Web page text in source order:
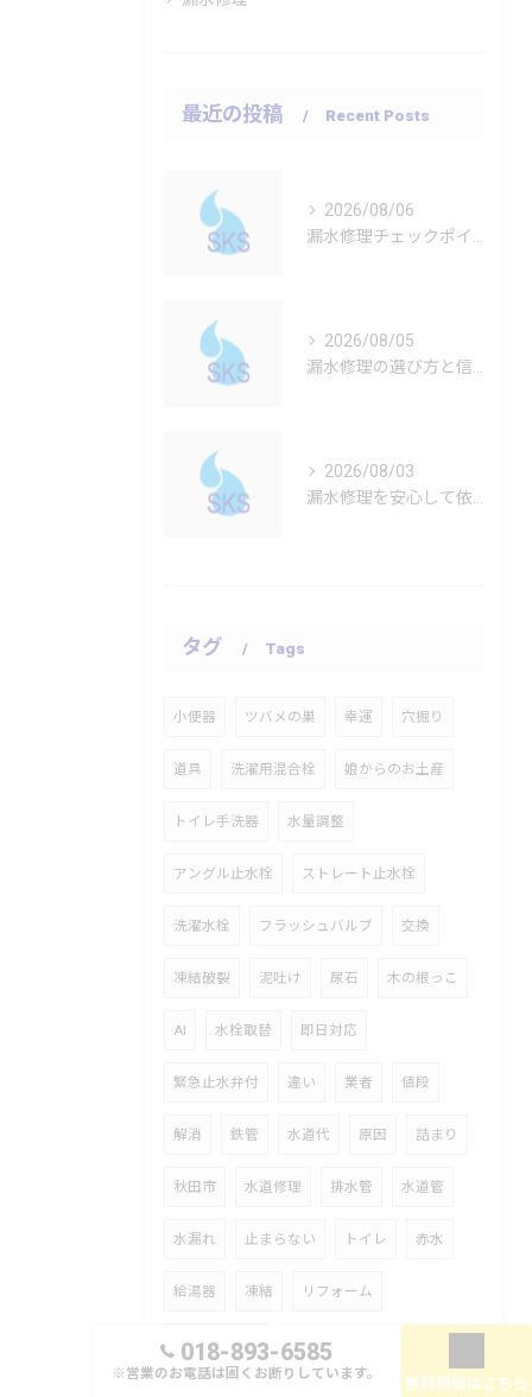
最近の投稿 Recent Posts
2026/08/06
2026/08/05
2026/08/03
タグ Tags
小便器 ツバメの巣 幸運 穴掘り
道具 洗濯用混合栓 娘からのお土産
トイレ手洗器 水量調整
アングル止水栓 ストレート止水栓
洗濯水栓 フラッシュバルブ 交換
凍結破裂 泥吐け 尿石 木の根っこ
AI 水栓取替 即日対応
緊急止水弁付 違い 業者 値段
解消 鉄管 水道代 原因 詰まり
秋田市 水道修理 排水管 水道管
水漏れ 止まらない トイレ 赤水
給湯器 凍結 リフォーム
お湯が出ない
018-893-6585
※営業のお電話は固くお断りしています。
無料相談はこちら